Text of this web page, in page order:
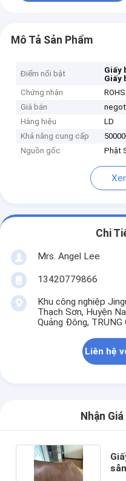
Mô Tả Sản Phẩm
Điểm nổi bật Giấy
Giấy
Chứng nhận
ROHS
Giá bán
Hàng hiệu
LD
Khả năng cung cấp
Nguồn gốc
Phật
Chi
Mrs. Angel Lee
13420779866
Khu công nghiệp
Thạch Sơn, Huyện
Quảng Đông, TRUNG
Liên hệ
Nhận